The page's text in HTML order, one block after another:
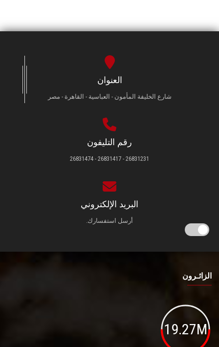
العنوان
شارع الخليفة المأمون - العباسية - القاهرة - مصر
رقم التليفون
26831231 - 26831417 - 26831474
البريد الإلكتروني
أرسل استفسارك.
الزائـرون
19.27M